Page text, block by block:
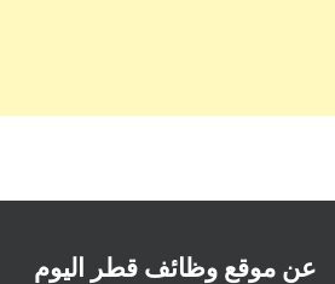
عن موقع وظائف قطر اليوم